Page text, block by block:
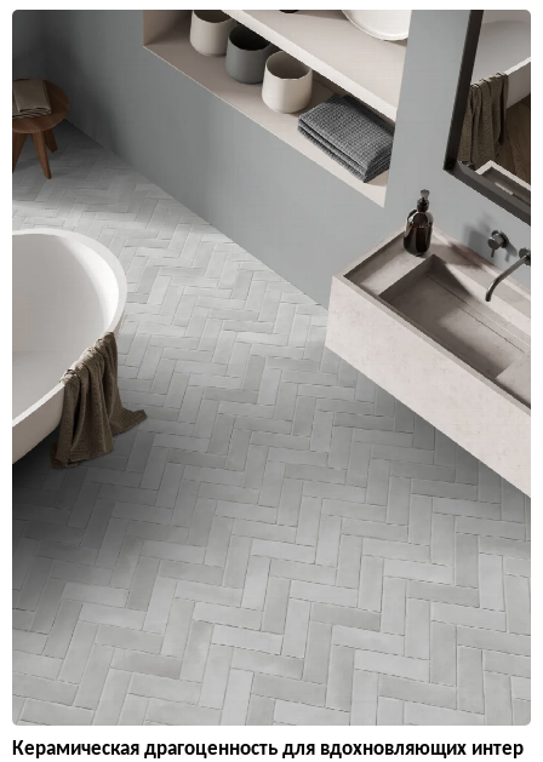
Керамическая драгоценность для вдохновляющих интер